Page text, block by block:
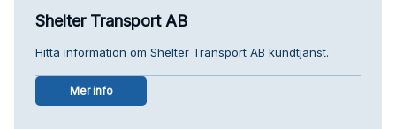
Shelter Transport AB
Hitta information om Shelter Transport AB kundtjänst.
Mer info